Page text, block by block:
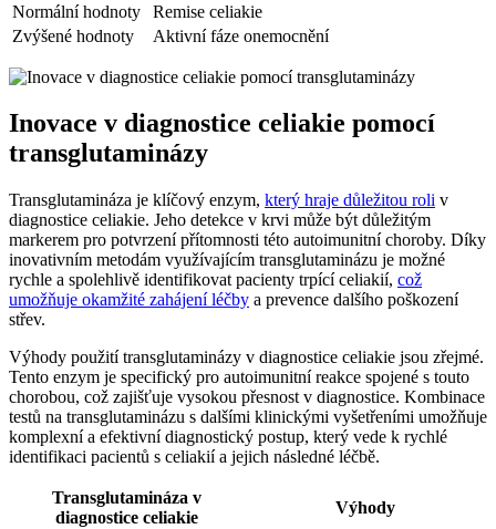
Normální hodnoty
Remise celiakie
Zvýšené hodnoty
Aktivní fáze onemocnění
Inovace v diagnostice celiakie pomocí
transglutaminázy
Transglutamináza je klíčový enzym, který hraje důležitou roli v
diagnostice celiakie. Jeho detekce v krvi může být důležitým
markerem pro potvrzení přítomnosti této autoimunitní choroby. Díky
inovativním metodám využívajícím transglutaminázu je možné
rychle a spolehlivě identifikovat pacienty trpící celiakií, což
umožňuje okamžité zahájení léčby a prevence dalšího poškození
střev.
Výhody použití transglutaminázy v diagnostice celiakie jsou zřejmé.
Tento enzym je specifický pro autoimunitní reakce spojené s touto
chorobou, což zajišťuje vysokou přesnost v diagnostice. Kombinace
testů na transglutaminázu s dalšími klinickými vyšetřeními umožňuje
komplexní a efektivní diagnostický postup, který vede k rychlé
identifikaci pacientů s celiakií a jejich následné léčbě.
Transglutamináza v
diagnostice celiakie
Výhody